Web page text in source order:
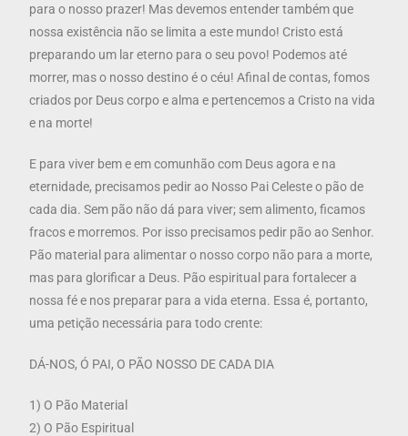
para o nosso prazer! Mas devemos entender também que
nossa existência não se limita a este mundo! Cristo está
preparando um lar eterno para o seu povo! Podemos até
morrer, mas o nosso destino é o céu! Afinal de contas, fomos
criados por Deus corpo e alma e pertencemos a Cristo na vida
e na morte!
E para viver bem e em comunhão com Deus agora e na
eternidade, precisamos pedir ao Nosso Pai Celeste o pão de
cada dia. Sem pão não dá para viver; sem alimento, ficamos
fracos e morremos. Por isso precisamos pedir pão ao Senhor.
Pão material para alimentar o nosso corpo não para a morte,
mas para glorificar a Deus. Pão espiritual para fortalecer a
nossa fé e nos preparar para a vida eterna. Essa é, portanto,
uma petição necessária para todo crente:
DÁ-NOS, Ó PAI, O PÃO NOSSO DE CADA DIA
1) O Pão Material
2) O Pão Espiritual